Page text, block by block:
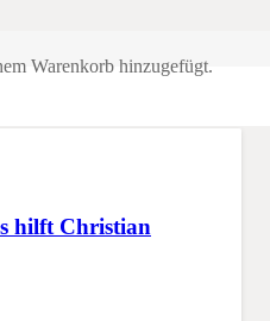
Warenkorb hinzugefügt.
hilft Christian